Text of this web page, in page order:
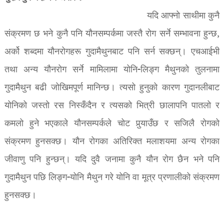
यदि आफ्नो साथीमा कुनै
संक्रमण छ भने कुनै पनि यौनसम्पर्कमा जस्तै रोग सर्ने सम्भावना हुन्छ,
अर्को शब्दमा यौनरोगहरू गुदामैथुनबाट पनि सर्न सक्छन्। एचआईभी
तथा अन्य यौनरोग सर्ने मामिलामा योनि-लिङ्ग मैथुनको तुलनामा
गुदामैथुन बढी जोखिमपूर्ण मानिन्छ। त्यसो हुनुको कारण गुदानलीबाट
योनिको जस्तो रस निस्कँदैन र त्यसको भित्री छालापनि पातलो र
कमलो हुने भएकाले यौनसम्पर्कले चोट पुर्‍याउँछ र सजिलै रोगको
संक्रमण हुनसक्छ। यौन रोगका अतिरिक्त मलाशयमा अन्य रोगका
जीवाणु पनि हुन्छन्। यदि दुवै जनामा कुनै यौन रोग छैन भने पनि
गुदामैथुन पछि लिङ्ग-योनि मैथुन गरे योनि वा मूत्र प्रणालीको संक्रमण
हुनसक्छ।